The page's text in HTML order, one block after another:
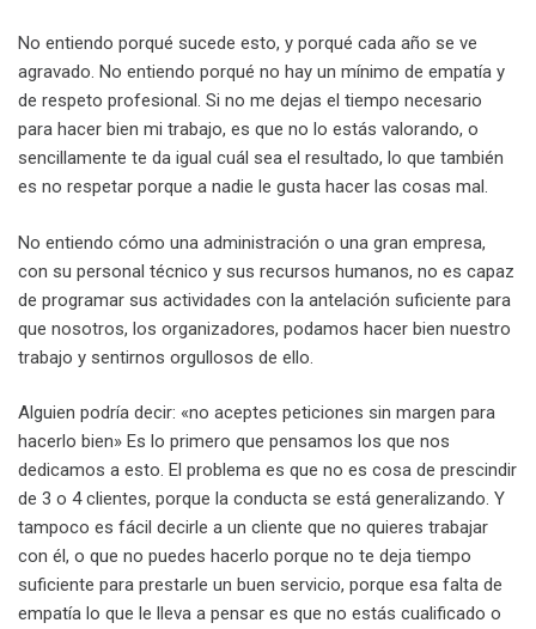
No entiendo porqué sucede esto, y porqué cada año se ve
agravado. No entiendo porqué no hay un mínimo de empatía y
de respeto profesional. Si no me dejas el tiempo necesario
para hacer bien mi trabajo, es que no lo estás valorando, o
sencillamente te da igual cuál sea el resultado, lo que también
es no respetar porque a nadie le gusta hacer las cosas mal.
No entiendo cómo una administración o una gran empresa,
con su personal técnico y sus recursos humanos, no es capaz
de programar sus actividades con la antelación suficiente para
que nosotros, los organizadores, podamos hacer bien nuestro
trabajo y sentirnos orgullosos de ello.
Alguien podría decir: «no aceptes peticiones sin margen para
hacerlo bien» Es lo primero que pensamos los que nos
dedicamos a esto. El problema es que no es cosa de prescindir
de 3 o 4 clientes, porque la conducta se está generalizando. Y
tampoco es fácil decirle a un cliente que no quieres trabajar
con él, o que no puedes hacerlo porque no te deja tiempo
suficiente para prestarle un buen servicio, porque esa falta de
empatía lo que le lleva a pensar es que no estás cualificado o